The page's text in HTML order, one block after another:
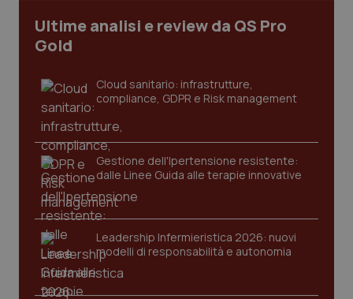
Ultime analisi e review da QS Pro
Gold
Cloud sanitario: infrastrutture,
compliance, GDPR e Risk management
Gestione dell'Ipertensione resistente:
dalle Linee Guida alle terapie innovative
Leadership Infermieristica 2026: nuovi
modelli di responsabilità e autonomia
tracking-sites-ironfish-
tracking-enable
www.quotidianosanita.it
tracking-sites-ironfish-
session-id
www.quotidianosanita.it